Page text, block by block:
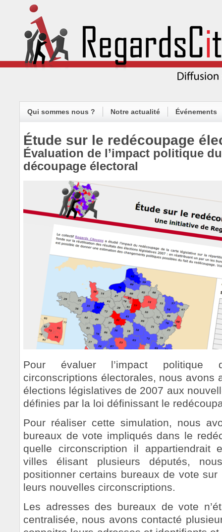
Qui sommes nous ? Notre actualité Événements
Étude sur le redécoupage
Évaluation de l’impact politique
découpage électoral
Pour évaluer l’impact politique
circonscriptions électorales, nous avons
élections législatives de 2007 aux
définies par la loi définissant le
Pour réaliser cette simulation, nous
bureaux de vote impliqués dans le
quelle circonscription il appartiendrait
villes élisant plusieurs députés,
positionner certains bureaux de vote sur
leurs nouvelles circonscriptions.
Les adresses des bureaux de vote
centralisée, nous avons contacté